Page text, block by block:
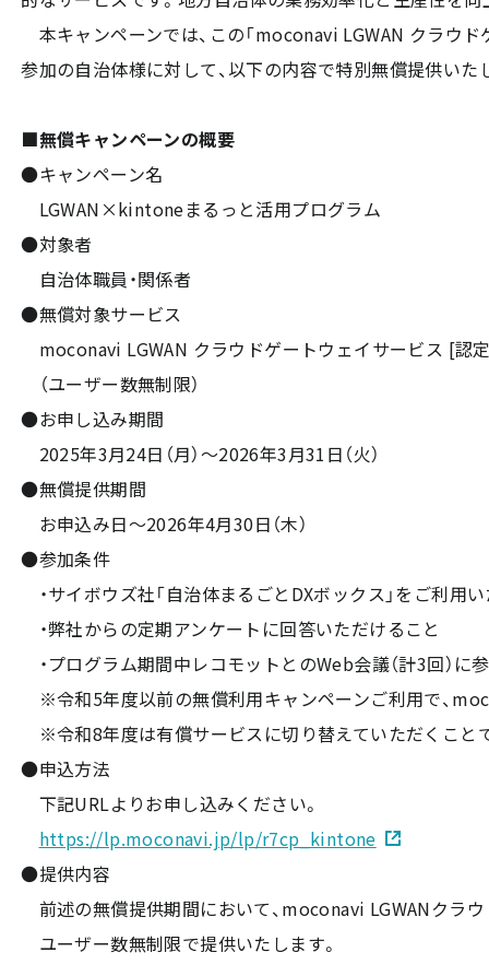
本キャンペーンでは、この「moconavi LGWAN クラウ
参加の自治体様に対して、以下の内容で特別無償提供いた
■無償キャンペーンの概要
●キャンペーン名
LGWAN×kintoneまるっと活用プログラム
●対象者
自治体職員・関係者
●無償対象サービス
moconavi LGWAN クラウドゲートウェイサービス [認
（ユーザー数無制限）
●お申し込み期間
2025年3月24日（月）～2026年3月31日（火）
●無償提供期間
お申込み日～2026年4月30日（木）
●参加条件
・サイボウズ社「自治体まるごとDXボックス」をご利用
・弊社からの定期アンケートに回答いただけること
・プログラム期間中レコモットとのWeb会議（計3回）に
※令和5年度以前の無償利用キャンペーンご利用で、
※令和8年度は有償サービスに切り替えていただくこと
●申込方法
下記URLよりお申し込みください。
https://lp.moconavi.jp/lp/r7cp_kintone
●提供内容
前述の無償提供期間において、moconavi LGWANクラ
ユーザー数無制限で提供いたします。